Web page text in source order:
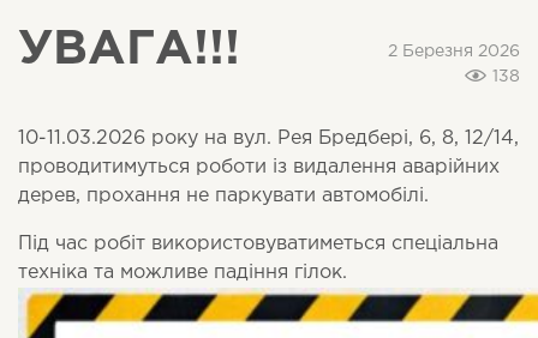
УВАГА!!!
2 Березня 2026
138
10-11.03.2026 року на вул. Рея Бредбері, 6, 8, 12/14,
проводитимуться роботи із видалення аварійних
дерев, прохання не паркувати автомобілі.
Під час робіт використовуватиметься спеціальна
техніка та можливе падіння гілок.